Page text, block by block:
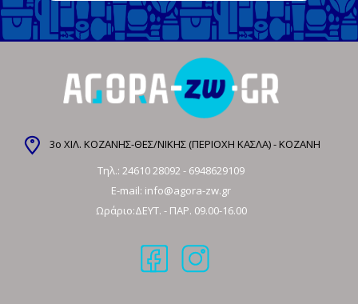
3ο ΧΙΛ. ΚΟΖΑΝΗΣ-ΘΕΣ/ΝΙΚΗΣ (ΠΕΡΙΟΧΗ ΚΑΣΛΑ) - ΚΟΖΑΝΗ
Τηλ.: 24610 28092- 6948629109
E-mail: info@agora-zw.gr
Ωράριο:ΔΕΥΤ. - ΠΑΡ. 09.00-16.00